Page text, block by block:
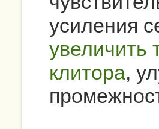
усиления
увеличить
клитора,